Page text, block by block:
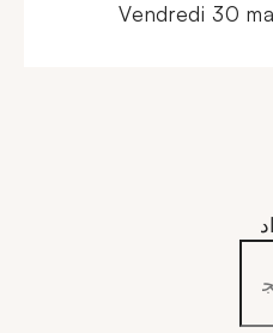
vendredi 30